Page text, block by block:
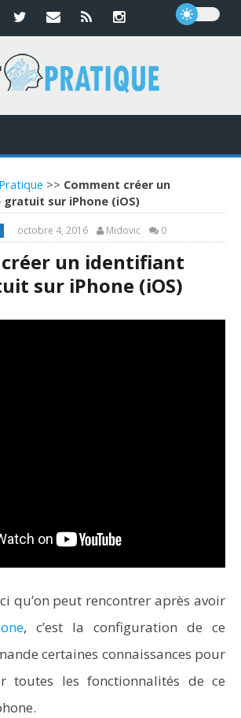
>> Comment créer un
sur iPhone (iOS)
octobre 4, 2016 Midovic 0
un identifiant
sur iPhone (iOS)
qu’on peut rencontrer après avoir
, c’est la configuration de ce
certaines connaissances pour
toutes les fonctionnalités de ce